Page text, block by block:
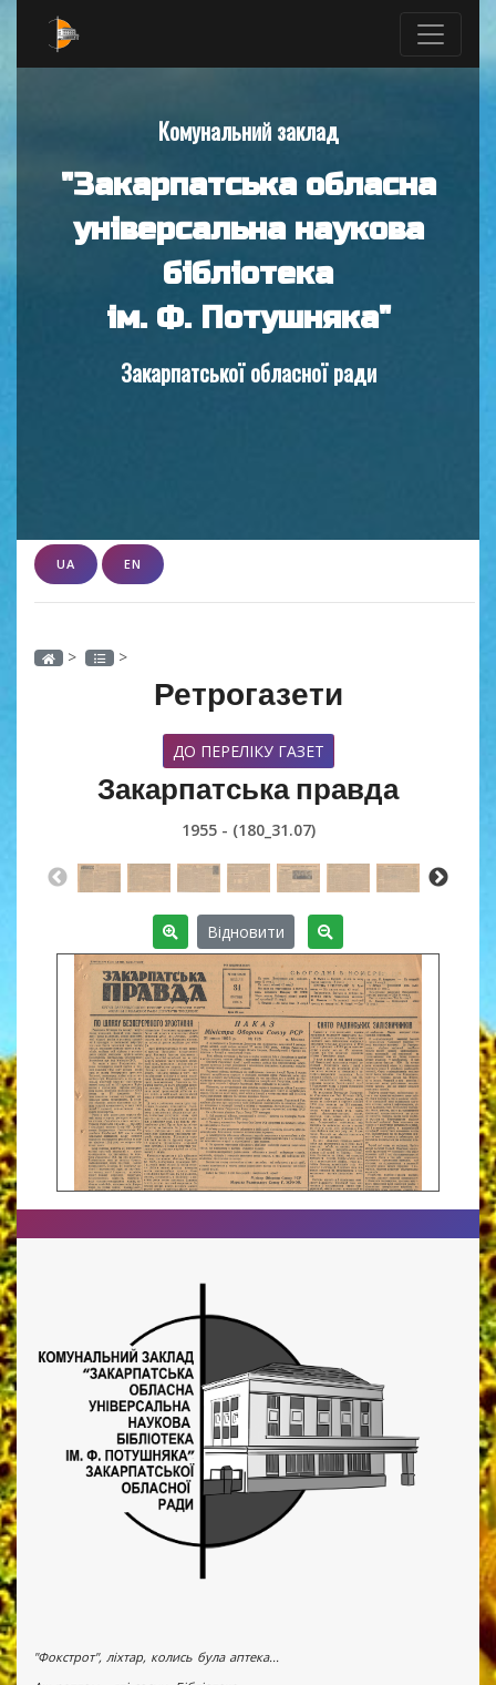
Комунальний заклад
"Закарпатська обласна
універсальна наукова
бібліотека
ім. Ф. Потушняка"
Закарпатської обласної ради
UA EN
> >
Ретрогазети
ДО ПЕРЕЛІКУ ГАЗЕТ
Закарпатська правда
1955 - (180_31.07)
Відновити
"Фокстрот", ліхтар, колись була аптека...